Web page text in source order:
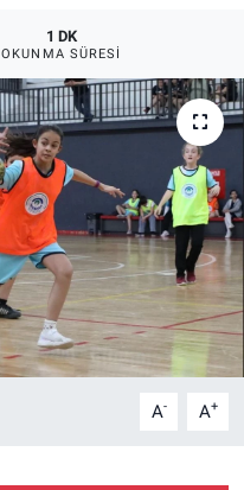
1 DK
OKUNMA SÜRESI
A- A+